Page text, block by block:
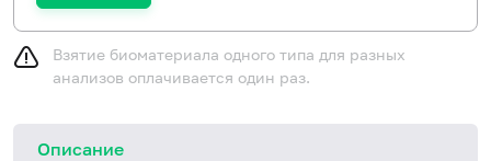
Взятие биоматериала одного типа для разных
анализов оплачивается один раз.
Описание